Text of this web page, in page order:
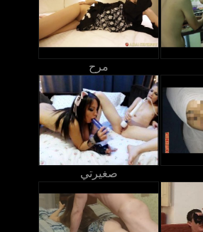
مرح
صغيرتي